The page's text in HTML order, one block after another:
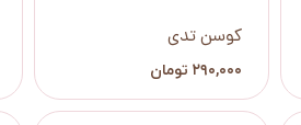
کوسن تدی
۲۹۰,۰۰۰ تومان